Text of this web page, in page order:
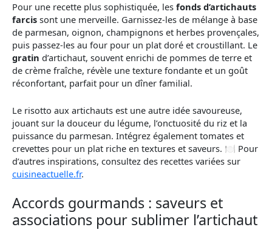
Pour une recette plus sophistiquée, les fonds d’artichauts
farcis sont une merveille. Garnissez-les de mélange à base
de parmesan, oignon, champignons et herbes provençales,
puis passez-les au four pour un plat doré et croustillant. Le
gratin d’artichaut, souvent enrichi de pommes de terre et
de crème fraîche, révèle une texture fondante et un goût
réconfortant, parfait pour un dîner familial.
Le risotto aux artichauts est une autre idée savoureuse,
jouant sur la douceur du légume, l’onctuosité du riz et la
puissance du parmesan. Intégrez également tomates et
crevettes pour un plat riche en textures et saveurs. 🍽️ Pour
d’autres inspirations, consultez des recettes variées sur
cuisineactuelle.fr.
Accords gourmands : saveurs et
associations pour sublimer l’artichaut